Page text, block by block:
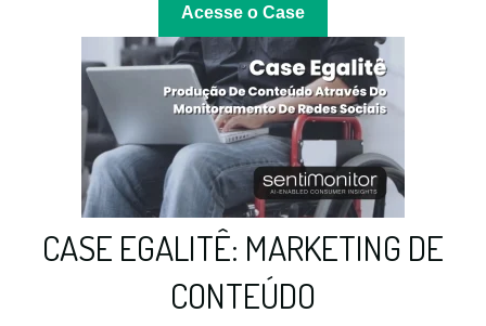
Acesse o Case
CASE EGALITÊ: MARKETING DE
CONTEÚDO